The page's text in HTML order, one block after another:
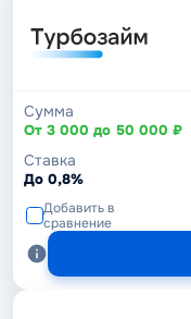
Сумма
От 3 000 до 50 000 ₽
Ставка
До 0,8%
Добавить в
сравнение